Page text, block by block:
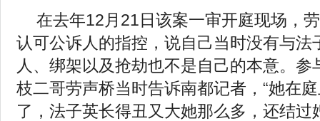
在去年12月21日该案一审开庭现场，
认可公诉人的指控，说自己当时没有与法
人、绑架以及抢劫也不是自己的本意。参
枝二哥劳声桥当时告诉南都记者，“她在
了，法子英长得丑又大她那么多，还结过